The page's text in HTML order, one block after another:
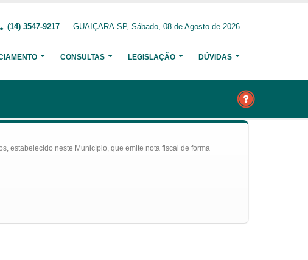
(14) 3547-9217 GUAIÇARA-SP, Sábado, 08 de Agosto de 2026
CONSULTAS LEGISLAÇÃO DÚVIDAS
estabelecido neste Município, que emite nota fiscal de forma